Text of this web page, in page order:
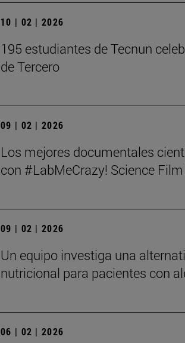
10 | 02 | 2026
195 estudiantes de Tecnun
de Tercero
09 | 02 | 2026
Los mejores documentales
con #LabMeCrazy! Science
09 | 02 | 2026
Un equipo investiga una
nutricional para pacientes con
06 | 02 | 2026